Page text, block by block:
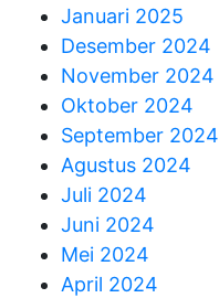
Januari 2025
Desember 2024
November 2024
Oktober 2024
September 2024
Agustus 2024
Juli 2024
Juni 2024
Mei 2024
April 2024